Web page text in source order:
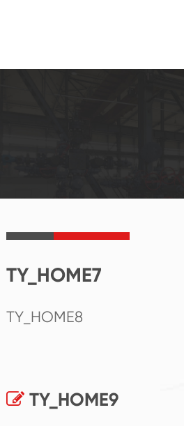
TY_HOME7
TY_HOME8
TY_HOME9